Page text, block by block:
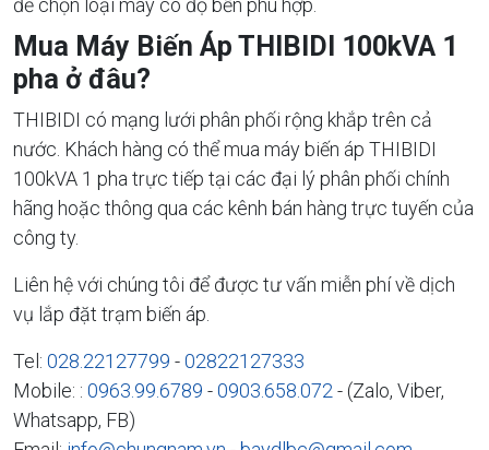
Mua Máy Biến Áp THIBIDI 100kVA 1
pha ở đâu?
THIBIDI có mạng lưới phân phối rộng khắp trên cả
nước. Khách hàng có thể mua máy biến áp THIBIDI
100kVA 1 pha trực tiếp tại các đại lý phân phối chính
hãng hoặc thông qua các kênh bán hàng trực tuyến của
công ty.
Liên hệ với chúng tôi để được tư vấn miễn phí về dịch
vụ lắp đặt trạm biến áp.
Tel: 028.22127799 -02822127333
Mobile: : 0963.99.6789 -0903.658.072 - (Zalo, Viber,
Whatsapp, FB)